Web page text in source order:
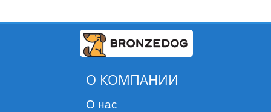
изменениям температуры и погодных условий. В
нашем магазине вы можетекупить одежду для
, выбирая из широкого ассортимента
качественных моделей, которые обеспечат
максимальный комфорт.
Дождевики– идеальное решение для
О КОМПАНИИ
О нас